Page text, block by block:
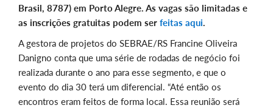
Brasil, 8787) em Porto Alegre. As vagas são limitadas e
as inscrições gratuitas podem ser feitas aqui.
A gestora de projetos do SEBRAE/RS Francine Oliveira
Danigno conta que uma série de rodadas de negócio foi
realizada durante o ano para esse segmento, e que o
evento do dia 30 terá um diferencial. “Até então os
encontros eram feitos de forma local. Essa reunião será